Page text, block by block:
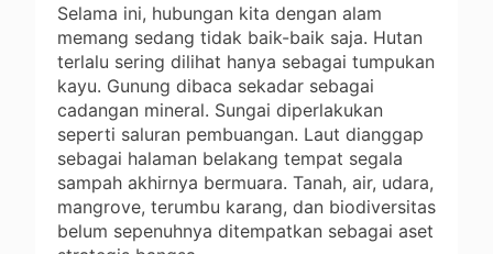
Selama ini, hubungan kita dengan alam
memang sedang tidak baik-baik saja. Hutan
terlalu sering dilihat hanya sebagai tumpukan
kayu. Gunung dibaca sekadar sebagai
cadangan mineral. Sungai diperlakukan
seperti saluran pembuangan. Laut dianggap
sebagai halaman belakang tempat segala
sampah akhirnya bermuara. Tanah, air, udara,
mangrove, terumbu karang, dan biodiversitas
belum sepenuhnya ditempatkan sebagai aset